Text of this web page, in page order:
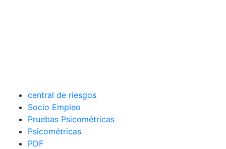
central de riesgos
Socio Empleo
Pruebas Psicométricas
Psicométricas
PDF